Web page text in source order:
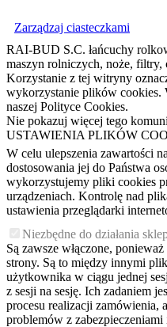
Zarządzaj ciasteczkami
RAI-BUD S.C. łańcuchy
maszyn rolniczych, noże, filtry,
Korzystanie z tej witryny
wykorzystanie plików cookies.
naszej Polityce Cookies.
Nie pokazuj więcej tego
USTAWIENIA PLIKÓW
W celu ulepszenia zawartości
dostosowania jej do Państwa
wykorzystujemy pliki cookies
urządzeniach. Kontrolę nad
ustawienia przeglądarki
Niezbędne do działania
Są zawsze włączone,
strony. Są to między innymi
użytkownika w ciągu jednej
z sesji na sesję. Ich zadaniem
procesu realizacji zamówienia,
problemów z